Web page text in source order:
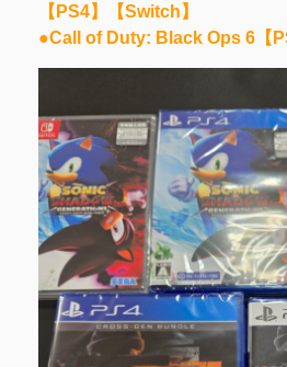
【PS4】【Switch】
●Call of Duty: Black Ops 6【